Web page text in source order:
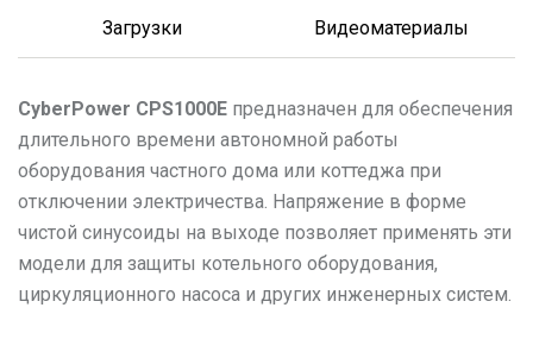
Загрузки Видеоматериалы
CyberPower CPS1000E предназначен для обеспечения
длительного времени автономной работы
оборудования частного дома или коттеджа при
отключении электричества. Напряжение в форме
чистой синусоиды на выходе позволяет применять эти
модели для защиты котельного оборудования,
циркуляционного насоса и других инженерных систем.